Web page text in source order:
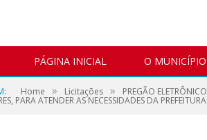
PÁGINA INICIAL O MUNICÍPIO
Home » Licitações » PREGÃO
PARA ATENDER AS NECESSIDADES DA